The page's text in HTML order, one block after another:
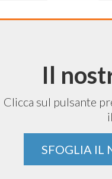
Il
Clicca sul pulsante
SFOGLIA IL